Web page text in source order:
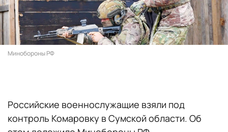
Минобороны РФ
Российские военнослужащие взяли под
контроль Комаровку в Сумской области. Об